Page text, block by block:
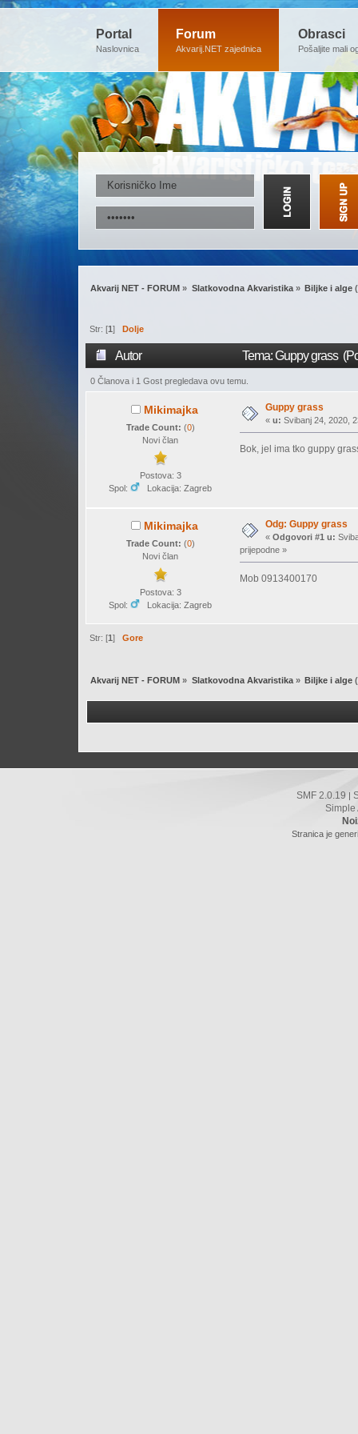
Portal
Naslovnica
Forum
Akvarij.NET zajednica
Obrasci
Pošaljite mali
Akvarij NET - FORUM » Slatkovodna Akvaristika» Biljke i alge
Str: [1] Dolje
Autor Tema: Guppy grass
0 Članova i 1 Gost pregledava ovu temu.
Mikimajka
Trade Count: (0)
Novi član
Postova: 3
Spol:
Lokacija: Zagreb
Guppy grass
« u: Svibanj 24, 2020,
Bok, jel ima tko guppy
Mikimajka
Trade Count: (0)
Novi član
Postova: 3
Spol:
Lokacija: Zagreb
Odg: Guppy grass
« Odgovori #1 u:
prijepodne »
Mob 0913400170
Str: [1]Gore
Akvarij NET - FORUM » Slatkovodna Akvaristika» Biljke i alge
SMF 2.0.19 |
Simple
Stranica je